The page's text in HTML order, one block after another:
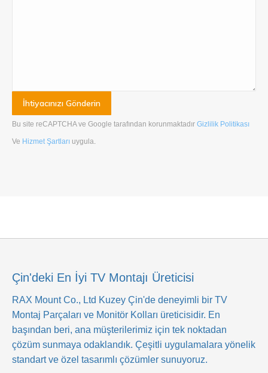
Bu site reCAPTCHA ve Google tarafından korunmaktadır Gizlilik Politikası
Ve Hizmet Şartları uygula.
Çin'deki En İyi TV Montajı Üreticisi
RAX Mount Co., Ltd Kuzey Çin'de deneyimli bir TV
Montaj Parçaları ve Monitör Kolları üreticisidir. En
başından beri, ana müşterilerimiz için tek noktadan
çözüm sunmaya odaklandık. Çeşitli uygulamalara yönelik
standart ve özel tasarımlı çözümler sunuyoruz.